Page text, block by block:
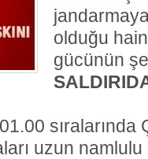
olduğu
gücünün
uzun